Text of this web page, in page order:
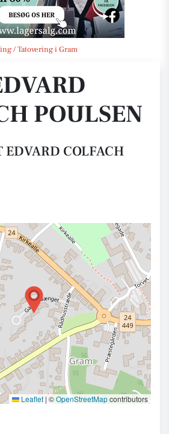
/ Tatovering i Gram
POULSEN
POULSEN
COLFACH
Leaflet | ©OpenStreetMapcontributors